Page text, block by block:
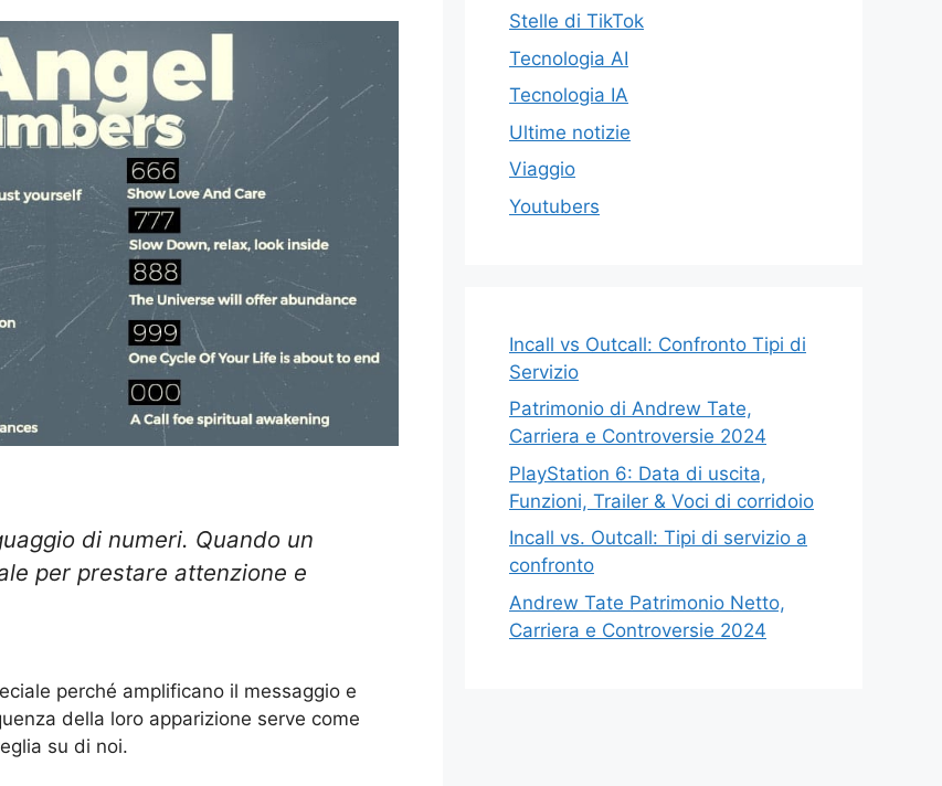
di numeri. Quando un
per prestare attenzione e
perché amplificano il messaggio e
della loro apparizione serve come
su di noi.
Stelle di TikTok
Tecnologia AI
Tecnologia IA
Ultime notizie
Viaggio
Youtubers
Incall vs Outcall: Confronto Tipi di
Servizio
Patrimonio di Andrew Tate,
Carriera e Controversie 2024
PlayStation 6: Data di uscita,
Funzioni, Trailer & Voci di corridoio
Incall vs. Outcall: Tipi di servizio a
confronto
Andrew Tate Patrimonio Netto,
Carriera e Controversie 2024